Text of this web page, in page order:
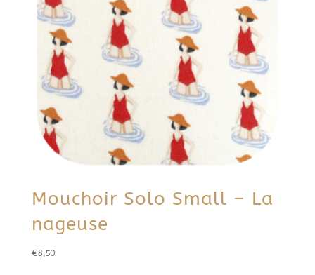
Mouchoir Solo Small – La
nageuse
€8,50